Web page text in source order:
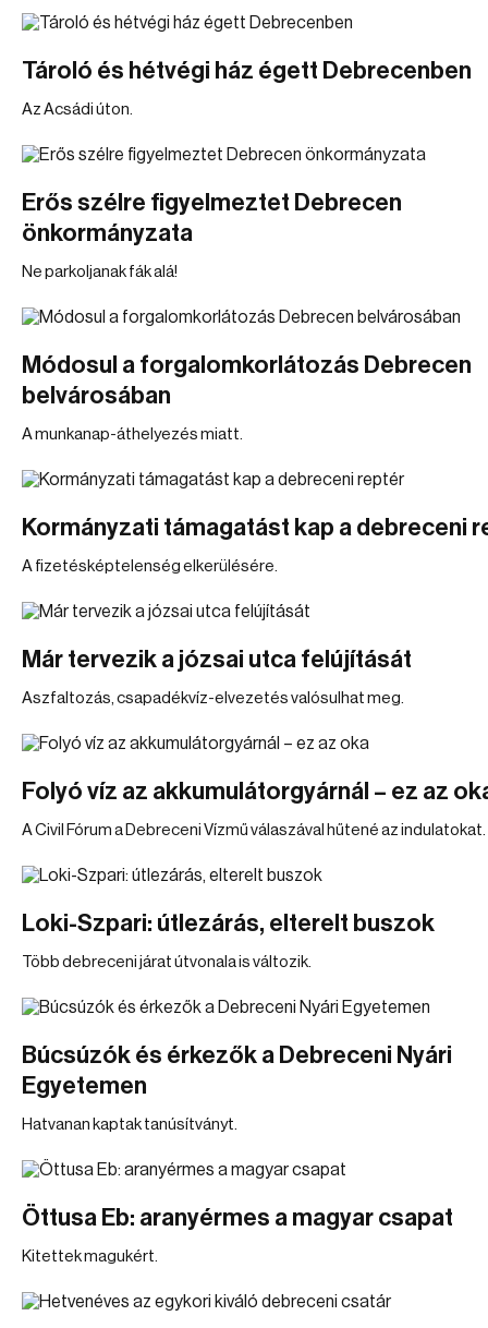
Tároló és hétvégi ház égett Debrecenben
Az Acsádi úton.
Erős szélre figyelmeztet Debrecen
önkormányzata
Ne parkoljanak fák alá!
Módosul a forgalomkorlátozás Debrecen
belvárosában
A munkanap-áthelyezés miatt.
Kormányzati támagatást kap a debreceni
A fizetésképtelenség elkerülésére.
Már tervezik a józsai utca felújítását
Aszfaltozás, csapadékvíz-elvezetés valósulhat meg.
Folyó víz az akkumulátorgyárnál – ez az
A Civil Fórum a Debreceni Vízmű válaszával hűtené az indulatokat.
Loki-Szpari: útlezárás, elterelt buszok
Több debreceni járat útvonala is változik.
Búcsúzók és érkezők a Debreceni Nyári
Egyetemen
Hatvanan kaptak tanúsítványt.
Öttusa Eb: aranyérmes a magyar csapat
Kitettek magukért.